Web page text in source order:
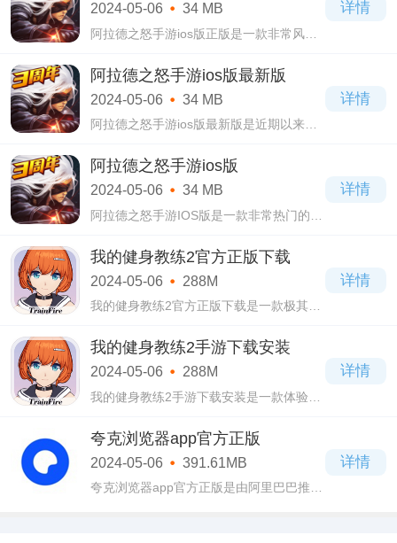
拟对战，
2024-05-06 34 MB
阿拉德之怒手游ios版正版是一款非常风靡
游ios版正版游戏采用3D模式，画风精致美
丽，人物刻画生动细致独具特色，在游戏
当中你
详情
阿拉德之怒手游ios版最新版
2024-05-06 34 MB
阿拉德之怒手游ios版最新版是近期以来非
游，在阿拉德之怒手游ios版最新版这款游
戏的开场之前你可以自定义你的名称，再
选择你
详情
阿拉德之怒手游ios版
2024-05-06 34 MB
阿拉德之怒手游IOS版是一款非常热门的大
游IOS版这款游戏当中充满了高燃热血的格
斗，点燃你的熊熊斗志，在游戏的开始你
可以选
详情
我的健身教练2官方正版下载
2024-05-06 288M
我的健身教练2官方正版下载是一款极其有
方正版下载中有着丰富的健身课程可以去
学习，你将可以去触发很多有趣的操作，
在这
详情
我的健身教练2手游下载安装
2024-05-06 288M
我的健身教练2手游下载安装是一款体验很
下载安装主打的就是一个趣味健身，大家
在游戏中可以去训练一下自己的角色，你
可以
详情
夸克浏览器app官方正版
2024-05-06 391.61MB
夸克浏览器app官方正版是由阿里巴巴推出
详情